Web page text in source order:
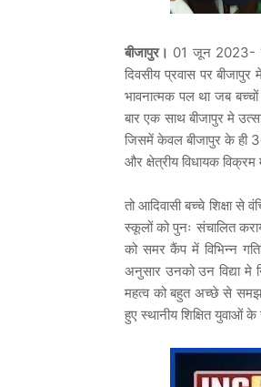
बीजापुर। 01 जून 2023-
दिवसीय प्रवास पर
भावनात्मक पल था जब
बार एक साथ बीजापुर मे
जिसमें केवल बीजापुर के ही
और क्षेत्रीय विधायक
तो आदिवासी बच्चे शिक्षा से
स्कूलों को पुनः संचालित
को समर कैंप में विभिन्न
अनुसार उनको उन विद्या मे
महत्व को बहुत अच्छे से समझते
हुए स्थानीय शिक्षित युवाओं